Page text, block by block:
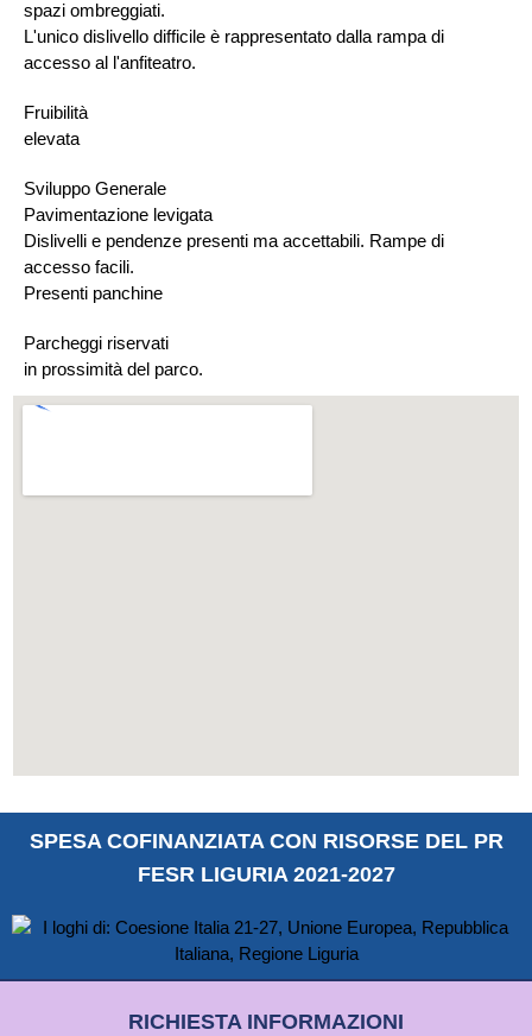
spazi ombreggiati.
L'unico dislivello difficile è rappresentato dalla rampa di
accesso al l'anfiteatro.
Fruibilità
elevata
Sviluppo Generale
Pavimentazione levigata
Dislivelli e pendenze presenti ma accettabili. Rampe di
accesso facili.
Presenti panchine
Parcheggi riservati
in prossimità del parco.
SPESA COFINANZIATA CON RISORSE DEL PR
FESR LIGURIA 2021-2027
RICHIESTA INFORMAZIONI